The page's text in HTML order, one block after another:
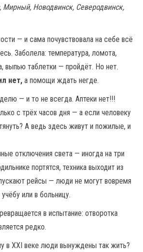
Мирный, Новодвинск, Северодвинск,
— и сама почувствовала на себе всё
Заболела: температура, ломота,
выпью таблетки — пройдёт. Но нет.
нет, а помощи ждать негде.
— и то не всегда. Аптеки нет!!!
с трёх часов дня — а если человеку
А ведь здесь живут и пожилые, и
отключения света — иногда на три
портятся, техника выходит из
рейсы — люди не могут вовремя
или в больницу.
в испытание: отворотка
редко.
в XXI веке люди вынуждены так жить?